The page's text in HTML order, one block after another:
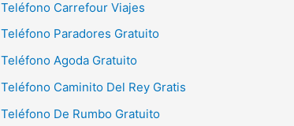
Teléfono Carrefour Viajes
Teléfono Paradores Gratuito
Teléfono Agoda Gratuito
Teléfono Caminito Del Rey Gratis
Teléfono De Rumbo Gratuito